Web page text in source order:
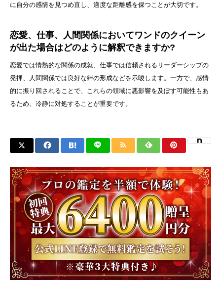
に自分の感情を見つめ直し、適度な距離感を保つことが大切です。
恋愛、仕事、人間関係においてワンドのクイーン
が出た場合はどのように解釈できますか?
恋愛では情熱的な関係の成就、仕事では信頼されるリーダーシップの
発揮、人間関係では良好な絆の形成などを示唆します。一方で、感情
的に振り回されることで、これらの領域に悪影響を及ぼす可能性もあ
るため、冷静に対処することが重要です。